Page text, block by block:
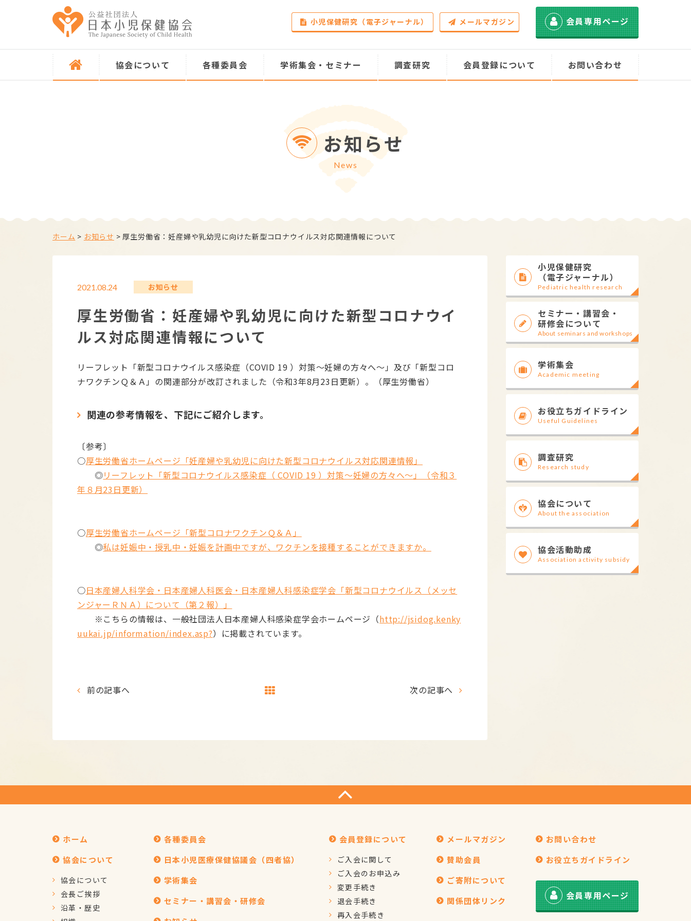
小児保健研究（電子ジャーナル） メールマガジン 会員専用ページ
協会について 各種委員会 学術集会・セミナー 調査研究 会員登録について お問い合わせ
お知らせ
News
ホーム > お知らせ >厚生労働省：妊産婦や乳幼児に向けた新型コロナウイルス対応関連情報について
2021.08.24 お知らせ
厚生労働省：妊産婦や乳幼児に向けた新型コロナウイ
ルス対応関連情報について
リーフレット「新型コロナウイルス感染症（COVID 19 ）対策～妊婦の方々へ～」及び「新型コロ
ナワクチンＱ＆Ａ」の関連部分が改訂されました（令和3年8月23日更新）。（厚生労働省）
関連の参考情報を、下記にご紹介します。
〔参考〕
○厚生労働省ホームページ「妊産婦や乳幼児に向けた新型コロナウイルス対応関連情報」
◎リーフレット「新型コロナウイルス感染症（ COVID 19 ）対策～妊婦の方々へ～」（令和３
年８月23日更新）
○厚生労働省ホームページ「新型コロナワクチンＱ＆Ａ」
◎私は妊娠中・授乳中・妊娠を計画中ですが、ワクチンを接種することができますか。
○日本産婦人科学会・日本産婦人科医会・日本産婦人科感染症学会「新型コロナウイルス（メッセ
ンジャーＲＮＡ）について（第２報）」
※こちらの情報は、一般社団法人日本産婦人科感染症学会ホームページ（http://jsidog.kenky
uukai.jp/information/index.asp?）に掲載されています。
前の記事へ 次の記事へ
小児保健研究
（電子ジャーナル）
Pediatric health research
セミナー・講習会・
研修会について
About seminars and workshops
学術集会
Academic meeting
お役立ちガイドライン
Useful Guidelines
調査研究
Research study
協会について
About the association
協会活動助成
Association activity subsidy
ホーム
協会について
協会について
会長ご挨拶
沿革・歴史
各種委員会
日本小児医療保健協議会（四者協）
学術集会
セミナー・講習会・研修会
会員登録について
ご入会に関して
ご入会のお申込み
変更手続き
退会手続き
再入会手続き
メールマガジン
賛助会員
ご寄附について
関係団体リンク
お問い合わせ
お役立ちガイドライン
会員専用ページ